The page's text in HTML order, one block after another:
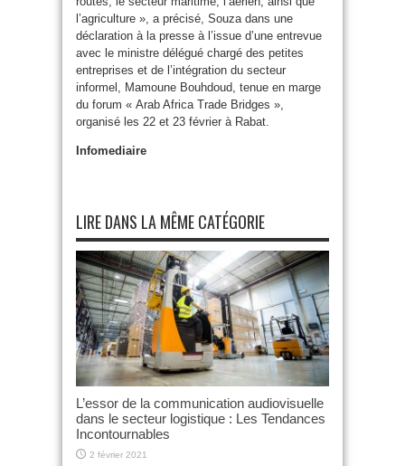
l’agriculture », a précisé, Souza dans une
déclaration à la presse à l’issue d’une entrevue
avec le ministre délégué chargé des petites
entreprises et de l’intégration du secteur
informel, Mamoune Bouhdoud, tenue en marge
du forum « Arab Africa Trade Bridges »,
organisé les 22 et 23 février à Rabat.
Infomediaire
LIRE DANS LA MÊME CATÉGORIE
L’essor de la communication audiovisuelle
dans le secteur logistique : Les Tendances
Incontournables
2 février 2021